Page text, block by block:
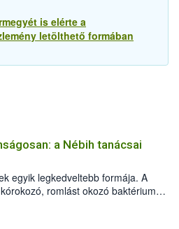
is elérte a
letölthető formában
a Nébih tanácsai
egyik legkedveltebb formája. A
romlást okozó baktériumok
kedvez. A szabadtéri sütögetés
sütési technikáról szól: legalább